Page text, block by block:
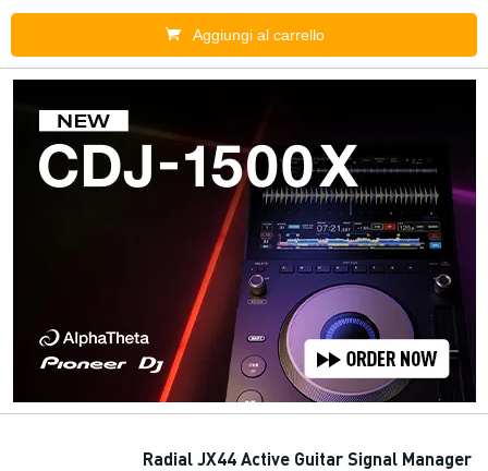
Aggiungi al carrello
Radial JX44 Active Guitar Signal Manager